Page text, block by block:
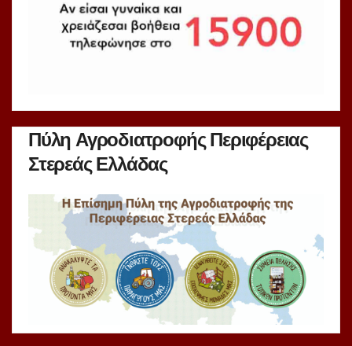
Πύλη Αγροδιατροφής Περιφέρειας
Στερεάς Ελλάδας